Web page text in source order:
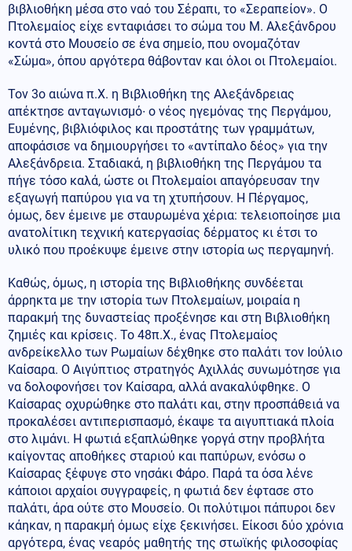
βιβλιοθήκη μέσα στο ναό του Σέραπι, το «Σεραπείον». Ο
Πτολεμαίος είχε ενταφιάσει το σώμα του Μ. Αλεξάνδρου
κοντά στο Μουσείο σε ένα σημείο, που ονομαζόταν
«Σώμα», όπου αργότερα θάβονταν και όλοι οι Πτολεμαίοι.
Τον 3ο αιώνα π.Χ. η Βιβλιοθήκη της Αλεξάνδρειας
απέκτησε ανταγωνισμό∙ ο νέος ηγεμόνας της Περγάμου,
Ευμένης, βιβλιόφιλος και προστάτης των γραμμάτων,
αποφάσισε να δημιουργήσει το «αντίπαλο δέος» για την
Αλεξάνδρεια. Σταδιακά, η βιβλιοθήκη της Περγάμου τα
πήγε τόσο καλά, ώστε οι Πτολεμαίοι απαγόρευσαν την
εξαγωγή παπύρου για να τη χτυπήσουν. Η Πέργαμος,
όμως, δεν έμεινε με σταυρωμένα χέρια: τελειοποίησε μια
ανατολίτικη τεχνική κατεργασίας δέρματος κι έτσι το
υλικό που προέκυψε έμεινε στην ιστορία ως περγαμηνή.
Καθώς, όμως, η ιστορία της Βιβλιοθήκης συνδέεται
άρρηκτα με την ιστορία των Πτολεμαίων, μοιραία η
παρακμή της δυναστείας προξένησε και στη Βιβλιοθήκη
ζημιές και κρίσεις. Το 48π.Χ., ένας Πτολεμαίος
ανδρείκελλο των Ρωμαίων δέχθηκε στο παλάτι τον Ιούλιο
Καίσαρα. Ο Αιγύπτιος στρατηγός Αχιλλάς συνωμότησε για
να δολοφονήσει τον Καίσαρα, αλλά ανακαλύφθηκε. Ο
Καίσαρας οχυρώθηκε στο παλάτι και, στην προσπάθειά να
προκαλέσει αντιπερισπασμό, έκαψε τα αιγυπτιακά πλοία
στο λιμάνι. Η φωτιά εξαπλώθηκε γοργά στην προβλήτα
καίγοντας αποθήκες σταριού και παπύρων, ενόσω ο
Καίσαρας ξέφυγε στο νησάκι Φάρο. Παρά τα όσα λένε
κάποιοι αρχαίοι συγγραφείς, η φωτιά δεν έφτασε στο
παλάτι, άρα ούτε στο Μουσείο. Οι πολύτιμοι πάπυροι δεν
κάηκαν, η παρακμή όμως είχε ξεκινήσει. Είκοσι δύο χρόνια
αργότερα, ένας νεαρός μαθητής της στωϊκής φιλοσοφίας